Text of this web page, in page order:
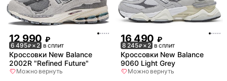
12 990 ₽
6 495₽× 2 в сплит
Кроссовки New Balance
2002R "Refined Future"
Можно вернуть
16 490 ₽
8 245₽× 2 в сплит
Кроссовки New Balance
9060 Light Grey
Можно вернуть